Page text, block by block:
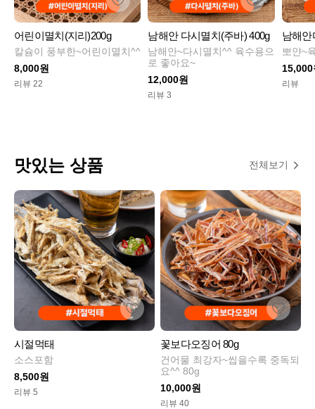
어린이멸치(지리)200g
칼슘이 풍부한~어린이멸치^^
8,000원
리뷰 22
남해안 다시멸치(주바) 400g
남해안~다시멸치^^ 육수용으
로 좋아요~
12,000원
리뷰 3
남해안
뽀얀~
15,000
리뷰
맛있는 상품 전체보기
시절먹태
소스포함
8,500원
리뷰 5
꽃보다오징어 80g
건어물 최강자~씹을수록 중독되
요^^ 80g
10,000원
리뷰 40